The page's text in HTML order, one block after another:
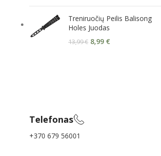
Treniruočių Peilis Balisong
Holes Juodas
13,99€ 8,99 €
Telefonas
+370 679 56001